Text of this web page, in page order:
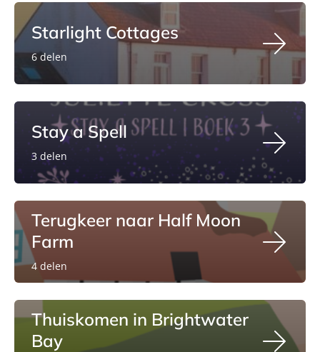
Starlight Cottages
6 delen
Stay a Spell
3 delen
Terugkeer naar Half Moon
Farm
4 delen
Thuiskomen in Brightwater
Bay